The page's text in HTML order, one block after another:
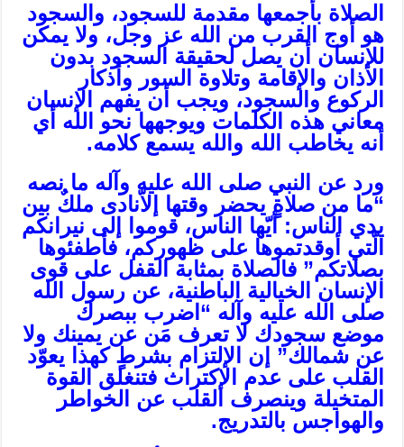
الصلاة بأجمعها مقدمة للسجود، والسجود
هو أوج القرب من الله عز وجل، ولا يمكن
للإنسان أن يصل لحقيقة السجود بدون
الأذان والإقامة وتلاوة السور وأذكار
الركوع والسجود، ويجب أن يفهم الإنسان
معاني هذه الكلمات ويوجهها نحو الله أي
أنه يخاطب الله والله يسمع كلامه.
ورد عن النبي صلى الله عليه وآله ما نصه
“ما من صلاةٍ يحضر وقتها إلاّنادى ملكٌ بين
يدي الناس: أيّها الناس، قوموا إلى نيرانكم
الّتي أوقدتموها على ظهوركم، فأطفئوها
بصلاتكم” فالصلاة بمثابة القفل على قوى
الإنسان الخيالية الباطنية، عن رسول الله
صلى الله عليه وآله “اضرب ببصرك
موضع سجودك لا تعرف مَن عن يمينك ولا
عن شمالك” إن الإلتزام بشرطٍ كهذا يعوّد
القلب على عدم الإكتراث فتنغلق القوة
المتخيلة وينصرف القلب عن الخواطر
والهواجس بالتدريج.